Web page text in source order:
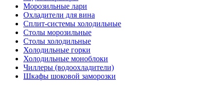
Морозильные лари
Охладители для вина
Сплит-системы холодильные
Столы морозильные
Столы холодильные
Холодильные горки
Холодильные моноблоки
Чиллеры (водоохладители)
Шкафы шоковой заморозки